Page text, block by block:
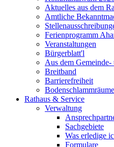
Aktuelles aus dem
Amtliche
Ferienprogramm
Veranstaltungen
Bürgerblatt'l
Aus dem Gemeinde-
Breitband
Barrierefreiheit
Rathaus & Service
Verwaltung
Sachgebiete
Was erledige
Formulare